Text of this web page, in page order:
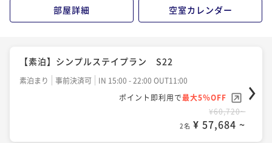
部屋詳細 空室カレンダー
【素泊】シンプルステイプラン S22
素泊まり 事前決済可
IN 15:00 - 22:00 OUT11:00
ポイント即利用で最大5％OFF
¥60,720~
2名 ¥ 57,684 ~